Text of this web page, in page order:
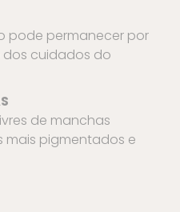
pode permanecer por
dos cuidados do
de manchas
mais pigmentados e